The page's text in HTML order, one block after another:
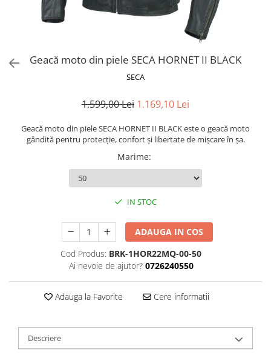
CAGULE SI PROTECTII GAT
PLOAIE
TERMICE
Lentile de Schimb
Stickere & Grafică
Manete & Comenzi
Ornamente Spite
Geacă moto din piele SECA HORNET II BLACK
SECA
1.599,00 Lei 1.169,10 Lei
Geacă moto din piele SECA HORNET II BLACK este o geacă moto
gândită pentru protecție, confort și libertate de mișcare în șa.
Marime:
IN STOC
ADAUGA IN COS
Cod Produs: BRK-1HOR22MQ-00-50
Ai nevoie de ajutor? 0726240550
Adauga la Favorite Cere informatii
Descriere